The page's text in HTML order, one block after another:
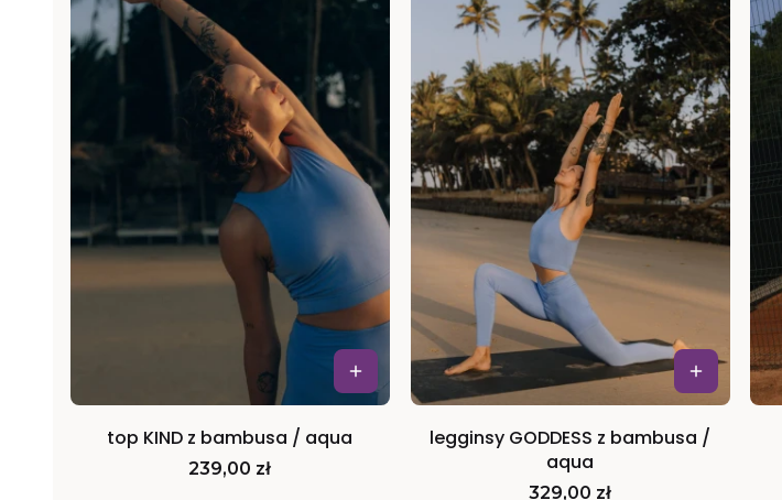
top KIND z bambusa / aqua
Cena
239,00 zł
legginsy GODDESS z bambusa /
aqua
Cena
329,00 zł